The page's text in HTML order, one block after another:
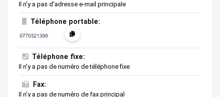
Il n'y a pas d'adresse e-mail principale
Téléphone portable:
Téléphone fixe:
Il n'y a pas de numéro de téléphone fixe
Fax:
Il n'y a pas de numéro de fax principal